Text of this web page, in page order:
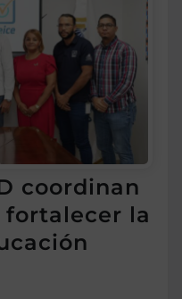
coordinan
fortalecer la